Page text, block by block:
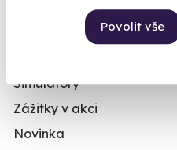
Povolit vše
Objednejte si rovnou
máte rezervaci
Zážitky ve virtuální realitě
Zážitky na doma
Simulátory
Zážitky v akci
Novinka